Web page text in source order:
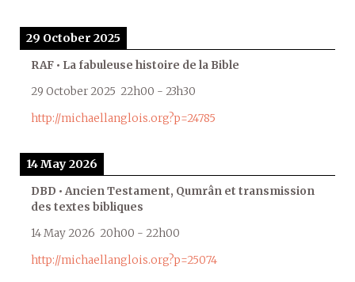
29 October 2025
RAF • La fabuleuse histoire de la Bible
29 October 2025 22h00 - 23h30
http://michaellanglois.org?p=24785
14 May 2026
DBD • Ancien Testament, Qumrân et transmission
des textes bibliques
14 May 2026 20h00 - 22h00
http://michaellanglois.org?p=25074